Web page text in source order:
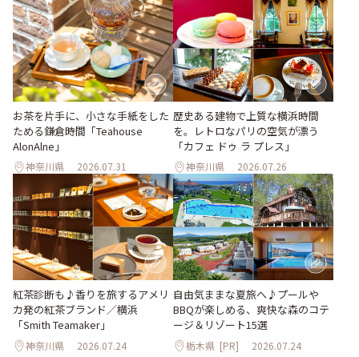
お茶を片手に、小さな手紙をした
ためる鎌倉時間「Teahouse
AlonAlne」
神奈川県 2026.07.31
歴史ある建物で上質な横浜時間
を。レトロなパリの空気が漂う
「カフェ ドゥ ラ プレス」
神奈川県 2026.07.26
紅茶診断も♪香りを旅するアメリ
カ発の紅茶ブランド／横浜
「Smith Teamaker」
神奈川県 2026.07.24
自由気ままな夏旅へ♪プールや
BBQが楽しめる、爽快な森のコテ
ージ＆リゾート15選
栃木県 [PR] 2026.07.24